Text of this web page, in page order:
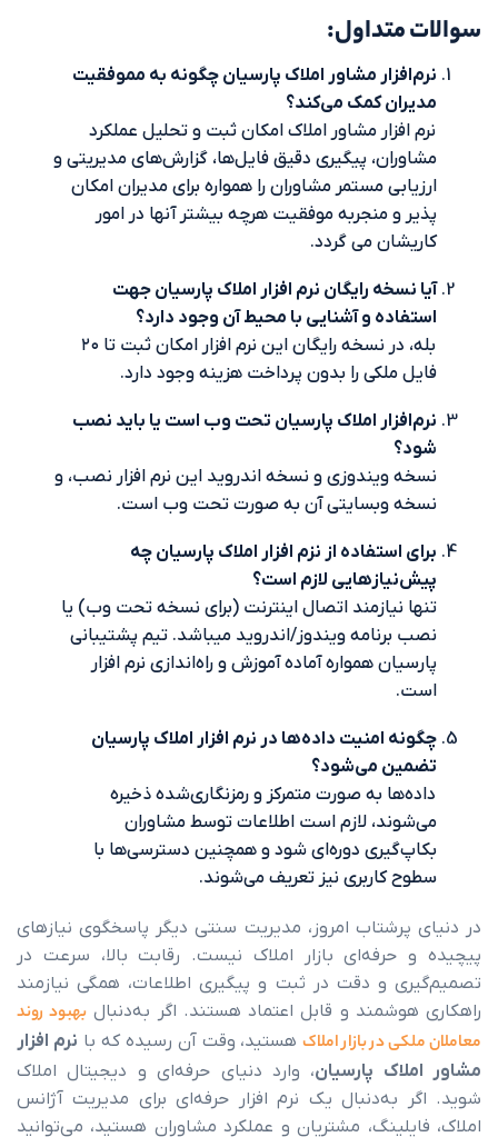
مشاور املاک پارسیان چگونه به مموفقیت
کمک می‌کند؟
مشاور املاک امکان ثبت و تحلیل عملکرد
پیگیری دقیق فایل‌ها، گزارش‌های مدیریتی و
مستمر مشاوران را همواره برای مدیران امکان
و منجربه موفقیت هرچه بیشتر آنها در امور
می گردد.
رایگان نرم افزار املاک پارسیان جهت
و آشنایی با محیط آن وجود دارد؟
بله، در نسخه‌ رایگان این نرم افزار امکان ثبت تا ۲۰
ملکی را بدون پرداخت هزینه وجود دارد.
املاک پارسیان تحت وب است یا باید نصب
ویندوزی و نسخه اندروید این نرم افزار نصب، و
وبسایتی آن به صورت تحت وب است.
استفاده از نزم افزار املاک پارسیان چه
لازم است؟
نیازمند اتصال اینترنت (برای نسخه تحت وب) یا
ویندوز/اندروید می­باشد. تیم پشتیبانی
همواره آماده آموزش و راه‌اندازی نرم افزار
امنیت داده‌ها در نرم افزار املاک پارسیان
می‌شود؟
به صورت متمرکز و رمزنگاری‌شده ذخیره
لازم است اطلاعات توسط مشاوران
دوره‌ای شود و همچنین دسترسی‌ها با
کاربری نیز تعریف می‌شوند.
امروز، مدیریت سنتی دیگر پاسخگوی نیازهای
بازار املاک نیست. رقابت بالا، سرعت در
و دقت در ثبت و پیگیری اطلاعات، همگی نیازمند
و قابل اعتماد هستند. اگر به‌دنبال بهبود روند
در بازار املاکهستید، وقت آن رسیده که بانرم افزار
پارسیان، وارد دنیای حرفه‌ای و دیجیتال املاک
به‌دنبال یک نرم افزار حرفه‌ای برای مدیریت آژانس
مشتریان و عملکرد مشاوران هستید، می‌توانید